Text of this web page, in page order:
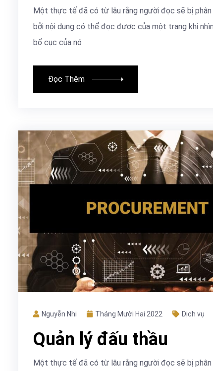
Một thực tế đã có từ lâu rằng người đọc sẽ bị
bởi nội dung có thể đọc được của một trang khi
bố cục của nó
Đọc Thêm
Nguyễn Nhi Tháng Mười Hai 2022 Dịch vụ
Quản lý đấu thầu
Một thực tế đã có từ lâu rằng người đọc sẽ bị